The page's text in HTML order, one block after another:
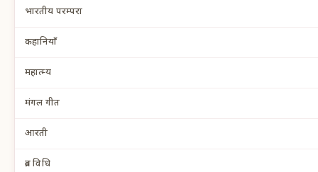
भारतीय परम्परा
कहानियाँ
महात्म्य
मंगल गीत
आरती
व्रत विधि